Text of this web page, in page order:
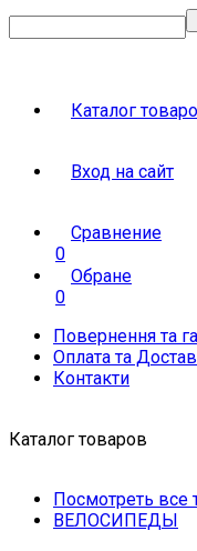
Каталог
Вход на сайт
Сравнение
0
Обране
0
Повернення та
Оплата та
Контакти
Каталог товаров
Посмотреть все
ВЕЛОСИПЕДЫ